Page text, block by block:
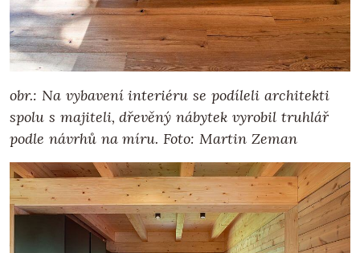
obr.: Na vybavení interiéru se podíleli architekti
spolu s majiteli, dřevěný nábytek vyrobil truhlář
podle návrhů na míru. Foto: Martin Zeman